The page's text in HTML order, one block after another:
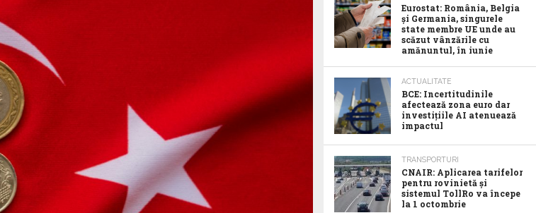
Eurostat: România, Belgia
și Germania, singurele
state membre UE unde au
scăzut vânzările cu
amănuntul, în iunie
ACTUALITATE
BCE: Incertitudinile
afectează zona euro dar
investițiile AI atenuează
impactul
TRANSPORTURI
CNAIR: Aplicarea tarifelor
pentru rovinietă și
sistemul TollRo va începe
la 1 octombrie